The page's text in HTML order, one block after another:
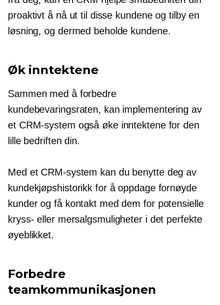
proaktivt å nå ut til disse kundene og tilby en
løsning, og dermed beholde kundene.
Øk inntektene
Sammen med å forbedre
kundebevaringsraten, kan implementering av
et CRM-system også øke inntektene for den
lille bedriften din.
Med et CRM-system kan du benytte deg av
kundekjøpshistorikk for å oppdage fornøyde
kunder og få kontakt med dem for potensielle
kryss- eller mersalgsmuligheter i det perfekte
øyeblikket.
Forbedre
teamkommunikasjonen